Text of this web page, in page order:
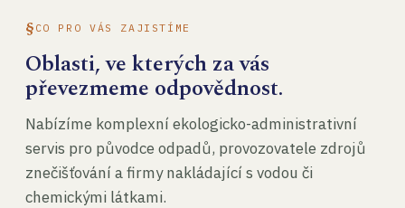
CO PRO VÁS ZAJISTÍME
Oblasti, ve kterých za vás
převezmeme odpovědnost.
Nabízíme komplexní ekologicko-administrativní
servis pro původce odpadů, provozovatele zdrojů
znečišťování a firmy nakládající s vodou či
chemickými látkami.